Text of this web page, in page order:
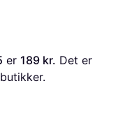
er 189 kr. Det er
butikker.